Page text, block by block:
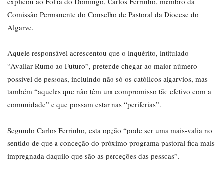
Comissão Permanente do Conselho de Pastoral da Diocese do
Algarve.
Aquele responsável acrescentou que o inquérito, intitulado
“Avaliar Rumo ao Futuro”, pretende chegar ao maior número
possível de pessoas, incluindo não só os católicos algarvios, mas
também “aqueles que não têm um compromisso tão efetivo com a
comunidade” e que possam estar nas “periferias”.
Segundo Carlos Ferrinho, esta opção “pode ser uma mais-valia no
sentido de que a conceção do próximo programa pastoral fica mais
impregnada daquilo que são as perceções das pessoas”.